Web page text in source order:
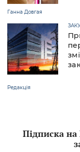
Ганна Довгая
Редакція
Підписка на